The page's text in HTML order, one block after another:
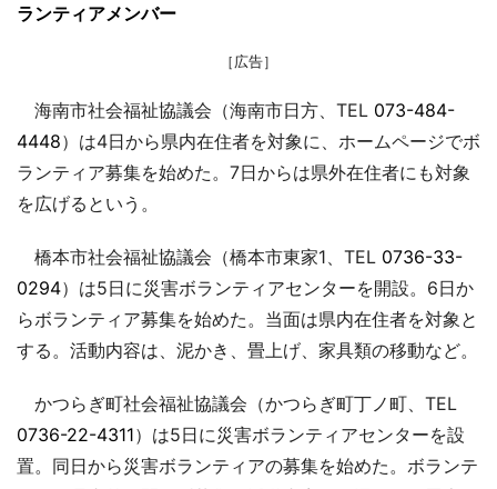
ランティアメンバー
［広告］
海南市社会福祉協議会（海南市日方、TEL 073-484-
4448）は4日から県内在住者を対象に、ホームページでボ
ランティア募集を始めた。7日からは県外在住者にも対象
を広げるという。
橋本市社会福祉協議会（橋本市東家1、TEL 0736-33-
0294）は5日に災害ボランティアセンターを開設。6日か
らボランティア募集を始めた。当面は県内在住者を対象と
する。活動内容は、泥かき、畳上げ、家具類の移動など。
かつらぎ町社会福祉協議会（かつらぎ町丁ノ町、TEL
0736-22-4311）は5日に災害ボランティアセンターを設
置。同日から災害ボランティアの募集を始めた。ボランテ